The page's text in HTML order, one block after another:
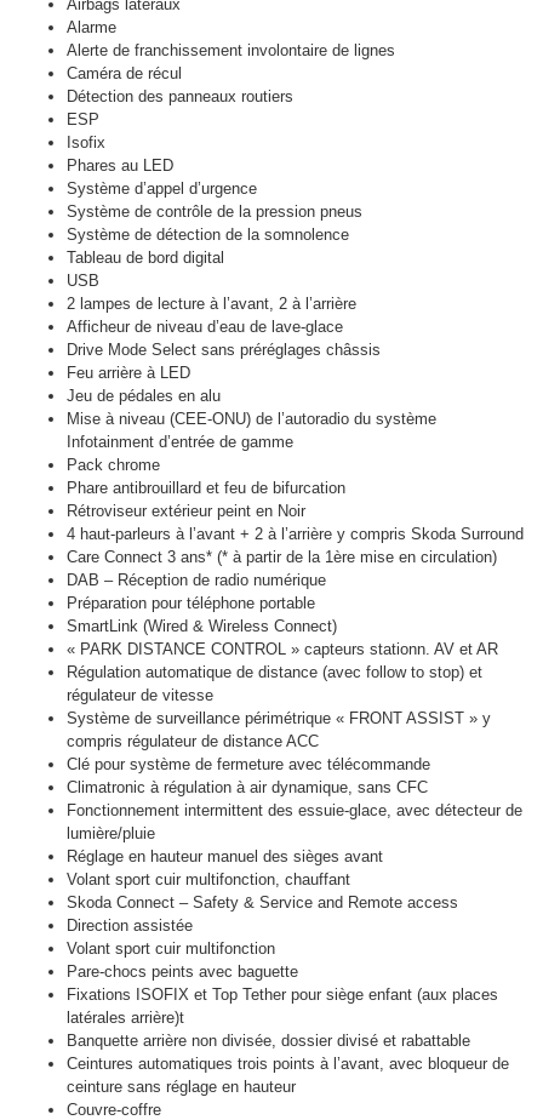
Airbags latéraux
Alarme
Alerte de franchissement involontaire de lignes
Caméra de récul
Détection des panneaux routiers
ESP
Isofix
Phares au LED
Système d’appel d’urgence
Système de contrôle de la pression pneus
Système de détection de la somnolence
Tableau de bord digital
USB
2 lampes de lecture à l’avant, 2 à l’arrière
Afficheur de niveau d’eau de lave-glace
Drive Mode Select sans préréglages châssis
Feu arrière à LED
Jeu de pédales en alu
Mise à niveau (CEE-ONU) de l’autoradio du système
Infotainment d’entrée de gamme
Pack chrome
Phare antibrouillard et feu de bifurcation
Rétroviseur extérieur peint en Noir
4 haut-parleurs à l’avant + 2 à l’arrière y compris Skoda Surround
Care Connect 3 ans* (* à partir de la 1ère mise en circulation)
DAB – Réception de radio numérique
Préparation pour téléphone portable
SmartLink (Wired & Wireless Connect)
« PARK DISTANCE CONTROL » capteurs stationn. AV et AR
Régulation automatique de distance (avec follow to stop) et
régulateur de vitesse
Système de surveillance périmétrique « FRONT ASSIST » y
compris régulateur de distance ACC
Clé pour système de fermeture avec télécommande
Climatronic à régulation à air dynamique, sans CFC
Fonctionnement intermittent des essuie-glace, avec détecteur de
lumière/pluie
Réglage en hauteur manuel des sièges avant
Volant sport cuir multifonction, chauffant
Skoda Connect – Safety & Service and Remote access
Direction assistée
Volant sport cuir multifonction
Pare-chocs peints avec baguette
Fixations ISOFIX et Top Tether pour siège enfant (aux places
latérales arrière)t
Banquette arrière non divisée, dossier divisé et rabattable
Ceintures automatiques trois points à l’avant, avec bloqueur de
ceinture sans réglage en hauteur
Couvre-coffre